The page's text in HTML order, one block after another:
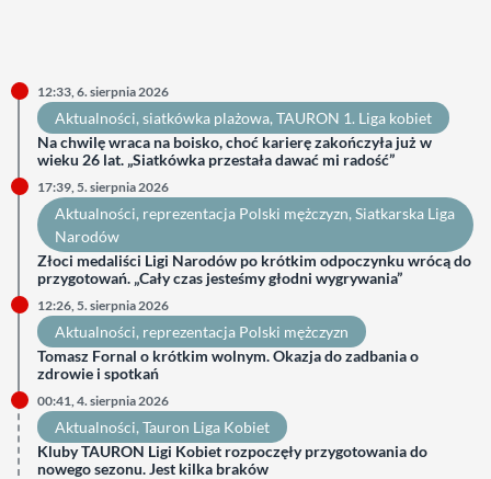
12:33, 6. sierpnia 2026
Aktualności, siatkówka plażowa, TAURON 1. Liga kobiet
Na chwilę wraca na boisko, choć karierę zakończyła już w
wieku 26 lat. „Siatkówka przestała dawać mi radość”
17:39, 5. sierpnia 2026
Aktualności, reprezentacja Polski mężczyzn, Siatkarska Liga
Narodów
Złoci medaliści Ligi Narodów po krótkim odpoczynku wrócą do
przygotowań. „Cały czas jesteśmy głodni wygrywania”
12:26, 5. sierpnia 2026
Aktualności, reprezentacja Polski mężczyzn
Tomasz Fornal o krótkim wolnym. Okazja do zadbania o
zdrowie i spotkań
00:41, 4. sierpnia 2026
Aktualności, Tauron Liga Kobiet
Kluby TAURON Ligi Kobiet rozpoczęły przygotowania do
nowego sezonu. Jest kilka braków